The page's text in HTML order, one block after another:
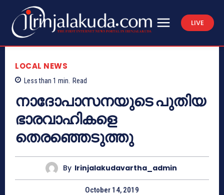
LIVE
LOCAL NEWS
Less than 1 min. Read
നാദോപാസനയുടെ പുതിയ
ഭാരവാഹികളെ
തെരഞ്ഞെടുത്തു
By Irinjalakudavartha_admin
October 14, 2019